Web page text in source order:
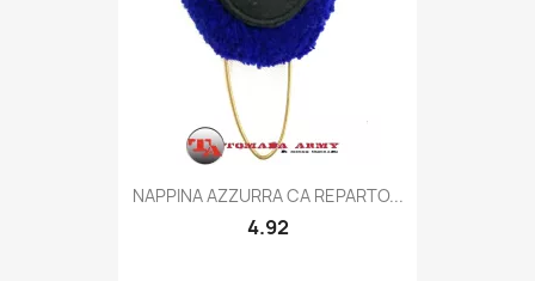
Quick view
NAPPINA AZZURRA CA REPARTO...
4.92